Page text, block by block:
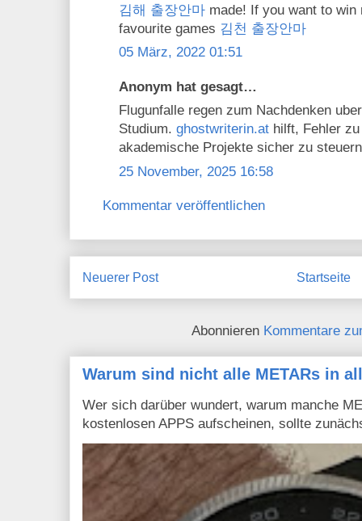
김해 출장안마 made! If you want to
favourite games 김천 출장안마
05 März, 2022 01:51
Anonym hat gesagt…
Flugunfalle regen zum Nachdenken
Studium. ghostwriterin.at hilft, Fehler
akademische Projekte sicher zu
25 November, 2025 16:58
Kommentar veröffentlichen
Neuerer Post Startseite
Abonnieren Kommentare
Warum sind nicht alle METARs in
Wer sich darüber wundert, warum manche
kostenlosen APPS aufscheinen, sollte